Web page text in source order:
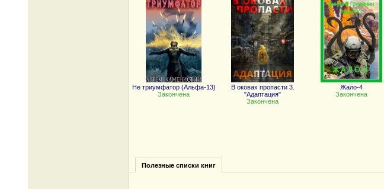
Не триумфатор (Альфа-13)
Закончена
В оковах пропасти 3.
"Адаптация"
Закончена
Жало-4
Закончена
Полезные списки книг